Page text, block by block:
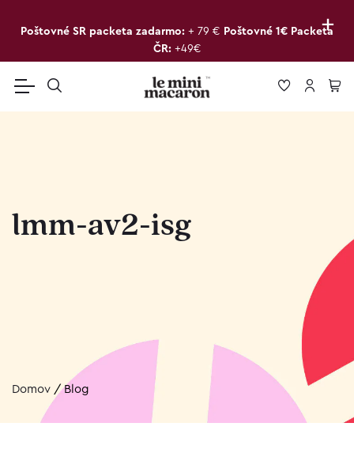
+
Poštovné SR packeta zadarmo: + 79 € Poštovné 1€ Packeta
ČR: +49€
lmm-av2-isg
Domov /Blog